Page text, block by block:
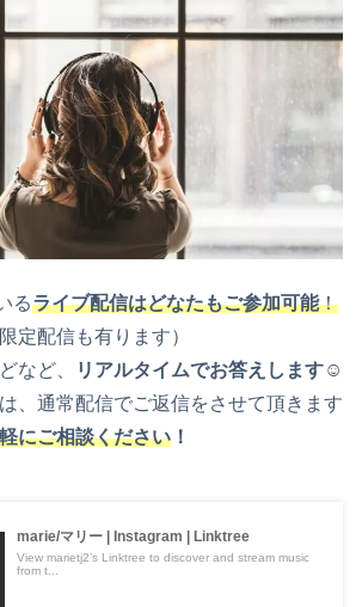
るライブ配信はどなたもご参加可能！
定配信も有ります）
など、
リアルタイムでお答えします☺
、通常配信でご返信をさせて頂きます
にご相談ください ！
marie/マリー | Instagram | Linktree
View marietj2’s Linktree to discover and stream music
from t...